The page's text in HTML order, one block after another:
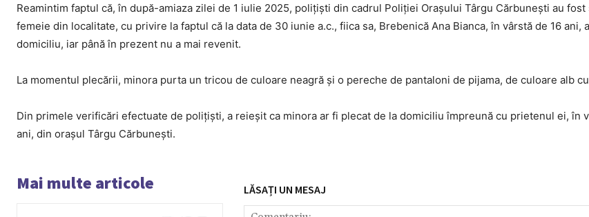
Reamintim faptul că, în după-amiaza zilei de 1 iulie 2025, polițiști din cadrul Poliției Orașului Târgu Cărbunești au fost
femeie din localitate, cu privire la faptul că la data de 30 iunie a.c., fiica sa, Brebenică Ana Bianca, în vârstă de 16 ani,
domiciliu, iar până în prezent nu a mai revenit.
La momentul plecării, minora purta un tricou de culoare neagră și o pereche de pantaloni de pijama, de culoare alb
Din primele verificări efectuate de polițiști, a reieșit ca minora ar fi plecat de la domiciliu împreună cu prietenul ei, în
ani, din orașul Târgu Cărbunești.
Mai multe articole LĂSAȚI UN MESAJ